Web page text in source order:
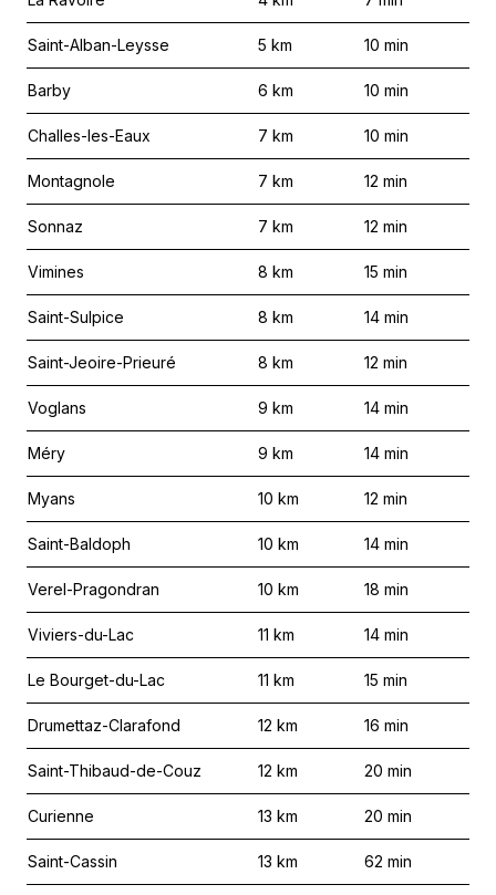
Saint-Alban-Leysse 5 km 10 min
Barby 6 km 10 min
Challes-les-Eaux 7 km 10 min
Montagnole 7 km 12 min
Sonnaz 7 km 12 min
Vimines 8 km 15 min
Saint-Sulpice 8 km 14 min
Saint-Jeoire-Prieuré 8 km 12 min
Voglans 9 km 14 min
Méry 9 km 14 min
Myans 10 km 12 min
Saint-Baldoph 10 km 14 min
Verel-Pragondran 10 km 18 min
Viviers-du-Lac 11 km 14 min
Le Bourget-du-Lac 11 km 15 min
Drumettaz-Clarafond 12 km 16 min
Saint-Thibaud-de-Couz 12 km 20 min
Curienne 13 km 20 min
Saint-Cassin 13 km 62 min